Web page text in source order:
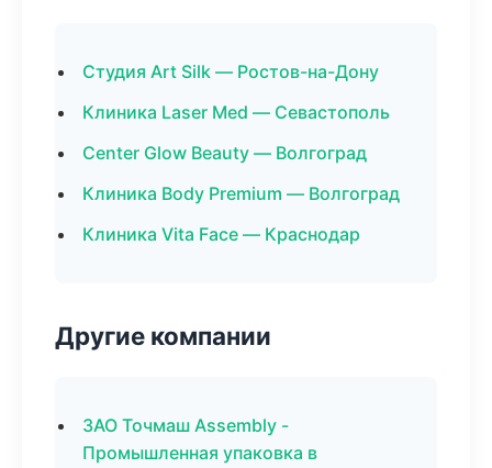
Студия Art Silk — Ростов-на-Дону
Клиника Laser Med — Севастополь
Center Glow Beauty — Волгоград
Клиника Body Premium — Волгоград
Клиника Vita Face — Краснодар
Другие компании
ЗАО Точмаш Assembly -
Промышленная упаковка в